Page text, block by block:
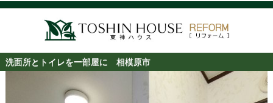
洗面所とトイレを一部屋に 相模原市